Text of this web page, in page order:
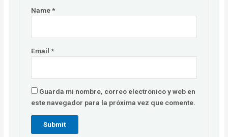
Name*
Email*
Guarda mi nombre, correo electrónico y web en
este navegador para la próxima vez que comente.